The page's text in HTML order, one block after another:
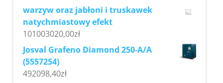
warzyw oraz jabłoni i truskawek
natychmiastowy efekt
101003020,00zł
Josval Grafeno Diamond 250-A/A
(5557254)
492098,40zł